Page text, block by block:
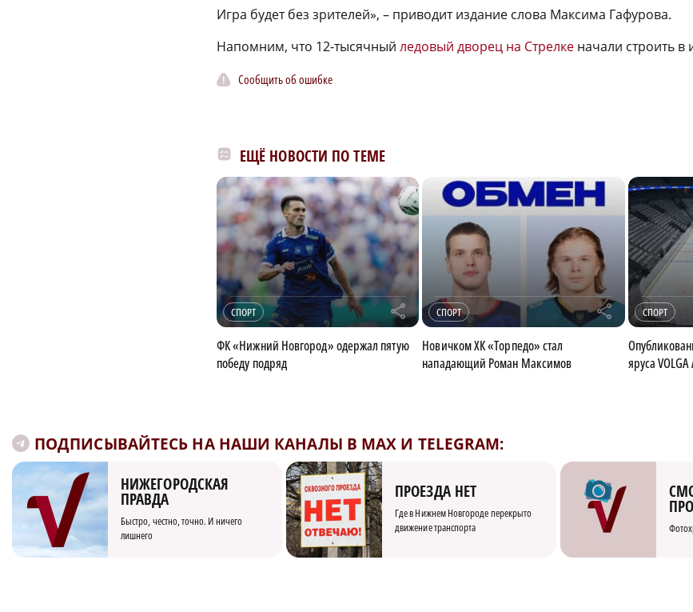
Игра будет без зрителей», – приводит издание слова Максима Гафурова.
Напомним, что 12-тысячный ледовый дворец на Стрелке начали строить в
Сообщить об ошибке
ЕЩЁ НОВОСТИ ПО ТЕМЕ
СПОРТ r
ФК «Нижний Новгород» одержал пятую
победу подряд
СПОРТ r
Новичком ХК «Торпедо» стал
нападающий Роман Максимов
СПОРТ
яруса
ПОДПИСЫВАЙТЕСЬ НА НАШИ КАНАЛЫ В MAX И TELEGRAM:
НИЖЕГОРОДСКАЯ
ПРАВДА
Быстро, честно, точно. И ничего
лишнего
ПРОЕЗДА НЕТ
Где в Нижнем Новгороде перекрыто
движение транспорта